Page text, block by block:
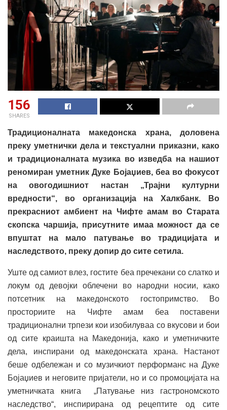
156
SHARES
Традиционалната македонска храна, доловена
преку уметнички дела и текстуални приказни, како
и традиционалната музика во изведба на нашиот
реномиран уметник Дуке Бојаџиев, беа во фокусот
на овогодишниот настан „Трајни културни
вредности“, во организација на Халкбанк. Во
прекрасниот амбиент на Чифте амам во Старата
скопска чаршија, присутните имаа можност да се
впуштат на мало патување во традицијата и
наследството, преку допир до сите сетила.
Уште од самиот влез, гостите беа пречекани со слатко и
локум од девојки облечени во народни носии, како
потсетник на македонското гостопримство. Во
просториите на Чифте амам беа поставени
традиционални трпези кои изобилуваа со вкусови и бои
од сите краишта на Македонија, како и уметничките
дела, инспирани од македонската храна. Настанот
беше одбележан и со музичкиот перформанс на Дуке
Бојаџиев и неговите пријатели, но и со промоцијата на
уметничката книга „Патување низ гастрономското
наследство“, инспирирана од рецептите од сите